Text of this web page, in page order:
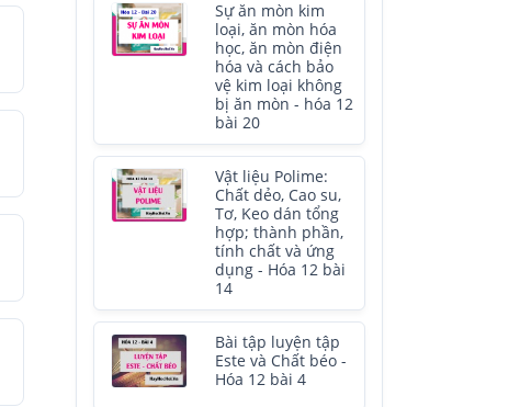
Sự ăn mòn kim
loại, ăn mòn hóa
học, ăn mòn điện
hóa và cách bảo
vệ kim loại không
bị ăn mòn - hóa 12
bài 20
Vật liệu Polime:
Chất dẻo, Cao su,
Tơ, Keo dán tổng
hợp; thành phần,
tính chất và ứng
dụng - Hóa 12 bài
14
Bài tập luyện tập
Este và Chất béo -
Hóa 12 bài 4